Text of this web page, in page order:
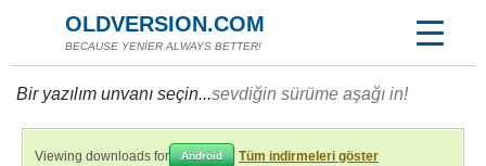
OLDVERSION.COM
BECAUSE YENİER ALWAYS BETTER!
Bir yazılım unvanı seçin...sevdiğin sürüme aşağı in!
Viewing downloads for Android Tüm indirmeleri göster